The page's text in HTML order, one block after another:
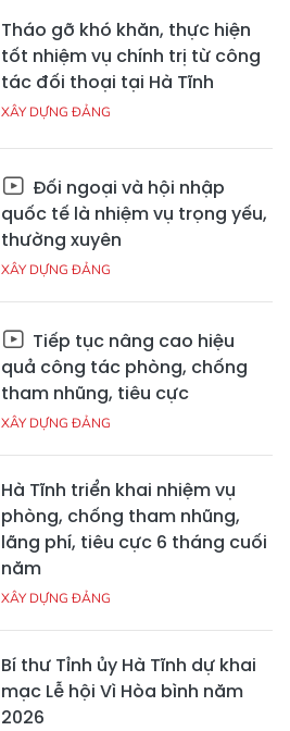
Tháo gỡ khó khăn, thực hiện
tốt nhiệm vụ chính trị từ công
tác đối thoại tại Hà Tĩnh
XÂY DỰNG ĐẢNG
Đối ngoại và hội nhập
quốc tế là nhiệm vụ trọng yếu,
thường xuyên
XÂY DỰNG ĐẢNG
Tiếp tục nâng cao hiệu
quả công tác phòng, chống
tham nhũng, tiêu cực
XÂY DỰNG ĐẢNG
Hà Tĩnh triển khai nhiệm vụ
phòng, chống tham nhũng,
lãng phí, tiêu cực 6 tháng cuối
năm
XÂY DỰNG ĐẢNG
Bí thư Tỉnh ủy Hà Tĩnh dự khai
mạc Lễ hội Vì Hòa bình năm
2026